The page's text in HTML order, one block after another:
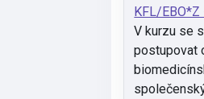
KFL/
V kurzu se
postupovat